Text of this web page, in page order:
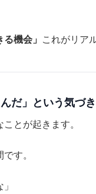
機会」 これがリア
だ」という気づき
とが起きます。
す。